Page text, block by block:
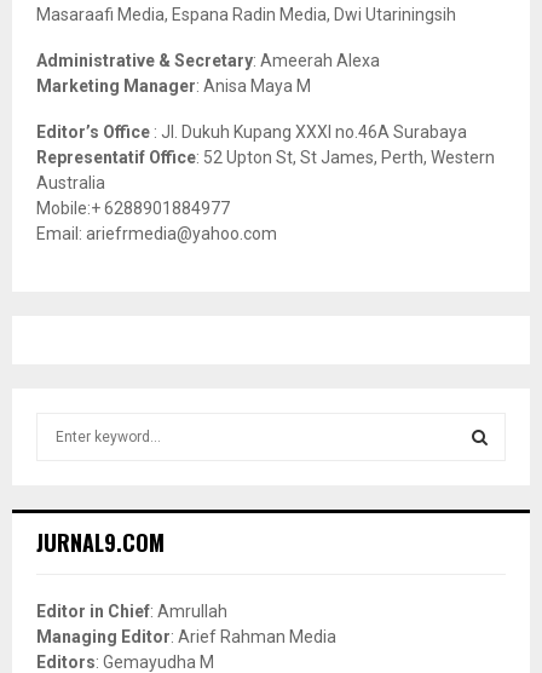
Masaraafi Media, Espana Radin Media, Dwi Utariningsih
Administrative & Secretary: Ameerah Alexa
Marketing Manager: Anisa Maya M
Editor’s Office : Jl. Dukuh Kupang XXXI no.46A Surabaya
Representatif Office: 52 Upton St, St James, Perth, Western
Australia
Mobile:+ 6288901884977
Email: ariefrmedia@yahoo.com
h
o
r
:
JURNAL9.COM
Editor in Chief: Amrullah
Managing Editor: Arief Rahman Media
Editors: Gemayudha M